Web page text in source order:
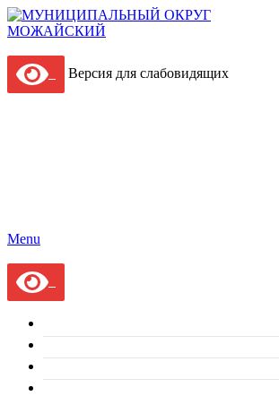
Версия для слабовидящих
Menu